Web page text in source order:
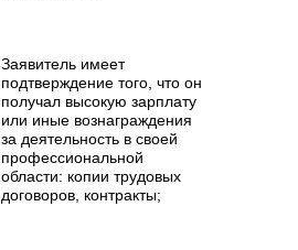
Заявитель имеет
подтверждение того, что он
получал высокую зарплату
или иные вознаграждения
за деятельность в своей
профессиональной
области: копии трудовых
договоров, контракты;